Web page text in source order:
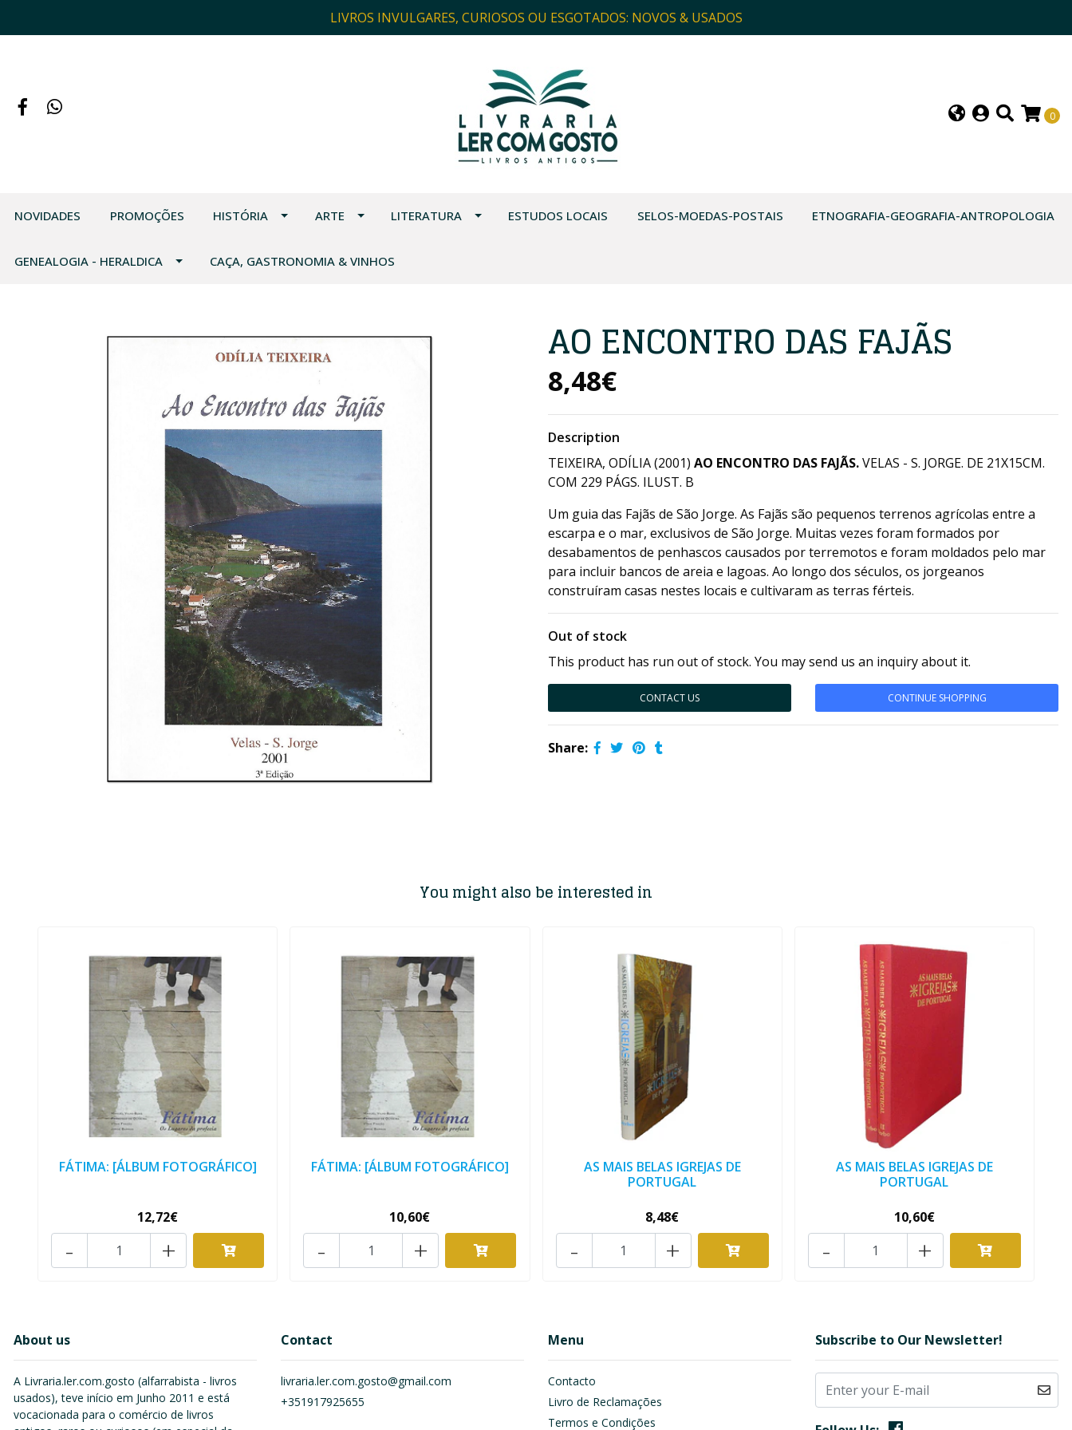
LIVROS INVULGARES, CURIOSOS OU ESGOTADOS: NOVOS & USADOS
0
NOVIDADES PROMOÇÕES HISTÓRIA ARTE LITERATURA ESTUDOS LOCAIS SELOS-MOEDAS-POSTAIS ETNOGRAFIA-GEOGRAFIA-ANTROPOLOGIA
GENEALOGIA - HERALDICA CAÇA, GASTRONOMIA & VINHOS
AO ENCONTRO DAS FAJÃS
8,48€
Description
TEIXEIRA, ODÍLIA (2001) AO ENCONTRO DAS FAJÃS.VELAS - S. JORGE. DE 21X15CM.
COM 229 PÁGS. ILUST. B
Um guia das Fajãs de São Jorge. As Fajãs são pequenos terrenos agrícolas entre a
escarpa e o mar, exclusivos de São Jorge. Muitas vezes foram formados por
desabamentos de penhascos causados ​​por terremotos e foram moldados pelo mar
para incluir bancos de areia e lagoas. Ao longo dos séculos, os jorgeanos
construíram casas nestes locais e cultivaram as terras férteis.
Out of stock
This product has run out of stock. You may send us an inquiry about it.
CONTACT US CONTINUE SHOPPING
Share:
You might also be interested in
FÁTIMA: [ÁLBUM FOTOGRÁFICO]
12,72€
+
-
FÁTIMA: [ÁLBUM FOTOGRÁFICO]
10,60€
+
-
AS MAIS BELAS IGREJAS DE
PORTUGAL
8,48€
+
-
AS MAIS BELAS IGREJAS DE
PORTUGAL
10,60€
+
-
About us
A Livraria.ler.com.gosto (alfarrabista - livros
usados), teve início em Junho 2011 e está
vocacionada para o comércio de livros
Contact
livraria.ler.com.gosto@gmail.com
+351917925655
Menu
Contacto
Livro de Reclamações
Termos e Condições
Subscribe to Our Newsletter!